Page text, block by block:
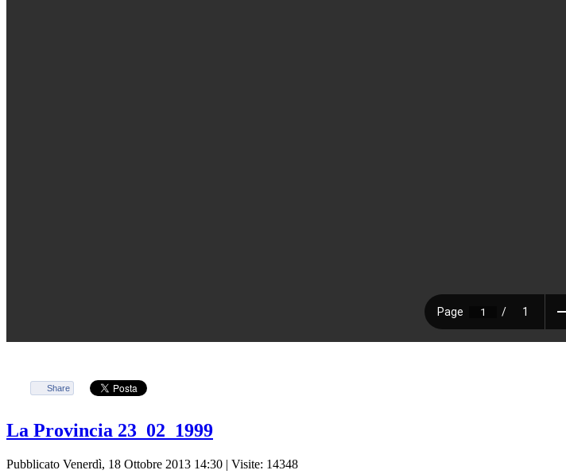
Share
La Provincia 23_02_1999
Pubblicato Venerdì, 18 Ottobre 2013 14:30 | Visite: 14348